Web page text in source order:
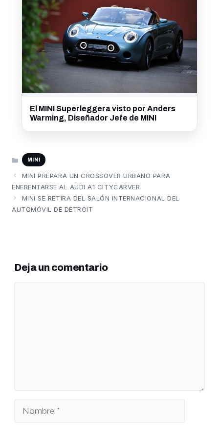
El MINI Superleggera visto por Anders
Warming, Diseñador Jefe de MINI
CATEGORÍAS
MINI
MINI PREPARA UN CROSSOVER URBANO PARA
ENFRENTARSE AL AUDI A1 CITYCARVER
MINI SE RETIRA DEL SALÓN INTERNACIONAL DEL
AUTOMÓVIL DE DETROIT
Deja un comentario
Nombre